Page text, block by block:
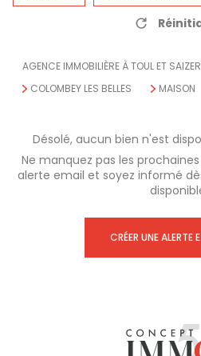
AGENCE IMMOBILIÈRE À TOUL ET
COLOMBEY LES BELLES
MAISON
Désolé, aucun bien n'est
Ne manquez pas les
alerte email et soyez informé
CRÉER UNE ALERTE